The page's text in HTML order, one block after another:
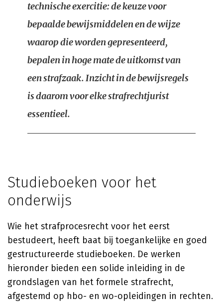
technische exercitie: de keuze voor
bepaalde bewijsmiddelen en de wijze
waarop die worden gepresenteerd,
bepalen in hoge mate de uitkomst van
een strafzaak. Inzicht in de bewijsregels
is daarom voor elke strafrechtjurist
essentieel.
Studieboeken voor het
onderwijs
Wie het strafprocesrecht voor het eerst
bestudeert, heeft baat bij toegankelijke en goed
gestructureerde studieboeken. De werken
hieronder bieden een solide inleiding in de
grondslagen van het formele strafrecht,
afgestemd op hbo- en wo-opleidingen in rechten.